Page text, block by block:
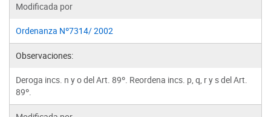
Modificada por
Ordenanza Nº7314/ 2002
Observaciones:
Deroga incs. n y o del Art. 89º. Reordena incs. p, q, r y s del Art.
89º.